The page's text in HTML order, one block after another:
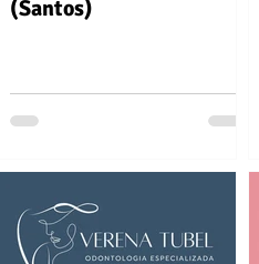
(Santos)